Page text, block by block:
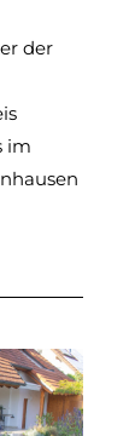
der
im